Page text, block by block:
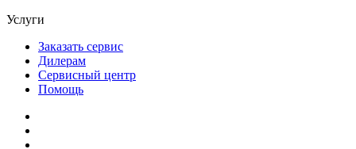
Услуги
Заказать сервис
Дилерам
Сервисный центр
Помощь